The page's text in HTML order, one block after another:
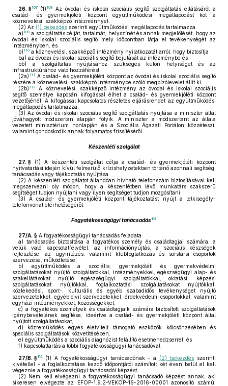
26. §107 (1) 108Az óvodai és iskolai szociális segítő szolgáltatás ellátásáról a
család- és gyermekjóléti központ együttműködési megállapodást köt a
köznevelési, szakképző intézménnyel.
(2) Az (1) bekezdés szerinti együttműködési megállapodás tartalmazza
a) 109 a szolgáltatás célját, tartalmát, helyszínét és annak megjelölését, hogy az
óvodai és iskolai szociális segítő mely időpontban látja el tevékenységét az
intézményben, és
b) 110 a köznevelési, szakképző intézmény nyilatkozatát arról, hogy biztosítja
ba) az óvodai és iskolai szociális segítő bejutását az intézménybe és
bb) a szolgáltatás nyújtásához szükséges külön helyiséget és az
infrastruktúrához való hozzáférést.
(2a) 111 A család- és gyermekjóléti központ az óvodai és iskolai szociális segítő
részére a köznevelési, szakképző intézménybe szóló megbízólevelet állít ki.
(2b) 112
A köznevelési, szakképző intézmény az óvodai és iskolai szociális
segítő személye kapcsán kifogással élhet a család- és gyermekjóléti központ
vezetőjénél. A kifogással kapcsolatos részletes eljárásrendet az együttműködési
megállapodás tartalmazza.
(3) Az óvodai és iskolai szociális segítő szolgáltatás nyújtása a miniszter által
jóváhagyott módszertan alapján folyik. A miniszter a módszertant az általa
vezetett minisztérium honlapján és a Szociális Ágazati Portálon közzéteszi,
valamint gondoskodik annak folyamatos frissítéséről.
Készenléti szolgálat
27. § (1) A készenléti szolgálat célja a család- és gyermekjóléti központ
nyitvatartási idején kívül felmerülő krízishelyzetekben történő azonnali segítség,
tanácsadás vagy tájékoztatás nyújtása.
(2) A készenléti szolgálatot állandóan hívható telefonszám biztosításával kell
megszervezni oly módon, hogy a készenlétben lévő munkatárs szakszerű
segítséget tudjon nyújtani vagy ilyen segítséget tudjon mozgósítani.
(3) A család- és gyermekjóléti központ tájékoztatást nyújt a lelkisegély-
telefonvonal elérhetőségéről.
Fogyatékosságügyi tanácsadás113
27/A. § A fogyatékosságügyi tanácsadás feladata:
a) tanácsadás biztosítása a fogyatékos személy és családtagjai számára, a
velük való kapcsolatfelvétel, az információnyújtás, a szociális készségek
fejlesztése, az ügyintézés, valamint klubfoglalkozás és sorstársi csoportok
szervezése, működtetése,
b) együttműködés a szociális, gyermekjóléti és gyermekvédelmi
szolgáltatásokat nyújtó szolgáltatókkal, intézményekkel, egészségügyi alap- és
szakellátásokat nyújtó egészségügyi szolgáltatókkal, oktatási, képzési
szolgáltatásokat nyújtókkal, foglalkoztatási szolgáltatásokat nyújtókkal,
közlekedési, sport-, kulturális és egyéb szabadidős tevékenységet nyújtó
szervezetekkel, egyéb civil szervezetekkel, érdekvédelmi csoportokkal, valamint
egyházi intézményekkel, közösségekkel,
c) a fogyatékos személyek és családtagjaik számára biztosított szolgáltatások
igénybevételének segítése, ideértve a család- és gyermekjóléti központ által
nyújtott szolgáltatásokat,
d) közreműködés egyes életvitelt támogató eszközök kölcsönzésében és
speciális szolgáltatások közvetítésében,
e) együttműködés a szociális diagnózist felállító esetmenedzserrel, és
f) kapcsolattartás a többi fogyatékosságügyi tanácsadóval.
27/B. §114 (1) A fogyatékosságügyi tanácsadónak – a (2) bekezdés szerinti
kivétellel – a foglalkoztatása kezdő időpontjától számított két éven belül el kell
végeznie a fogyatékosságügyi tanácsadói képzést.
(2) Nem kell elvégezni a fogyatékosságügyi tanácsadó képzést annak, aki
sikeresen elvégezte az EFOP-1.9.2-VEKOP-16-2016-00001 azonosító számú,